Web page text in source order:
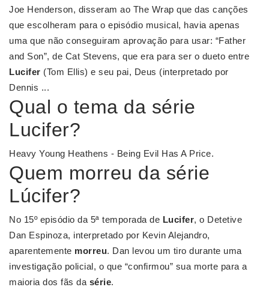
Joe Henderson, disseram ao The Wrap que das canções
que escolheram para o episódio musical, havia apenas
uma que não conseguiram aprovação para usar: “Father
and Son”, de Cat Stevens, que era para ser o dueto entre
Lucifer (Tom Ellis) e seu pai, Deus (interpretado por
Dennis ...
Qual o tema da série
Lucifer?
Heavy Young Heathens - Being Evil Has A Price.
Quem morreu da série
Lúcifer?
No 15º episódio da 5ª temporada de Lucifer, o Detetive
Dan Espinoza, interpretado por Kevin Alejandro,
aparentemente morreu. Dan levou um tiro durante uma
investigação policial, o que “confirmou” sua morte para a
maioria dos fãs da série.